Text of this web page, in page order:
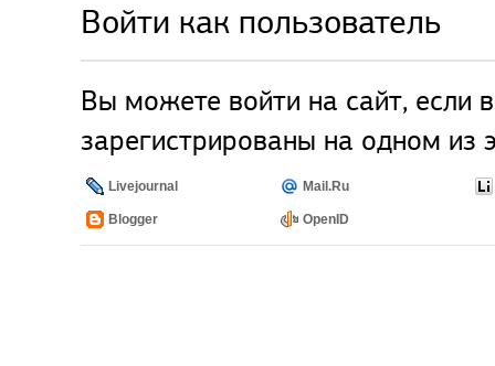
Войти как пользователь
Вы можете войти на сайт, если
зарегистрированы на одном из
Livejournal Mail.Ru
Blogger OpenID